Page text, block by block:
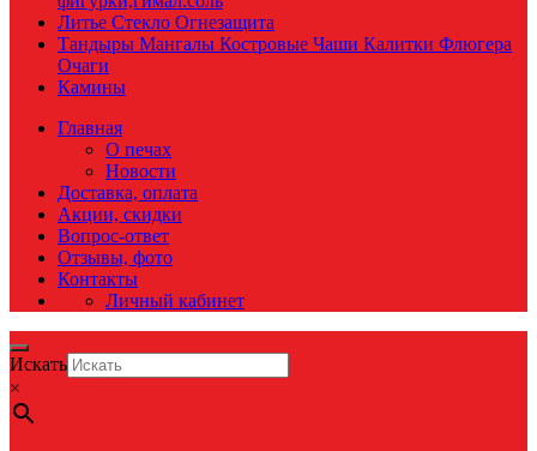
Литье Стекло Огнезащита
Тандыры Мангалы Костровые Чаши Калитки Флюгера
Очаги
Камины
Главная
О печах
Новости
Доставка, оплата
Акции, скидки
Вопрос-ответ
Отзывы, фото
Контакты
Личный кабинет
Искать
×